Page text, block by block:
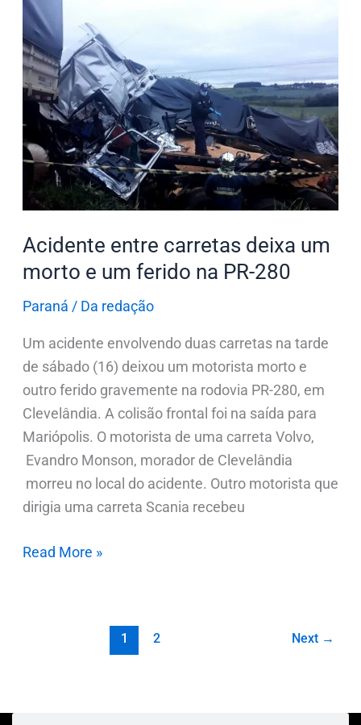
Acidente entre carretas deixa um
morto e um ferido na PR-280
Paraná / Da redação
Um acidente envolvendo duas carretas na tarde
de sábado (16) deixou um motorista morto e
outro ferido gravemente na rodovia PR-280, em
Clevelândia. A colisão frontal foi na saída para
Mariópolis. O motorista de uma carreta Volvo,
Evandro Monson, morador de Clevelândia
morreu no local do acidente. Outro motorista que
dirigia uma carreta Scania recebeu
Acidente
entre
carretas
deixa
um
morto
e
um
ferido
PR-
280
Read More »
1 2 Next →